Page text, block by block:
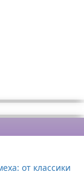
от классики